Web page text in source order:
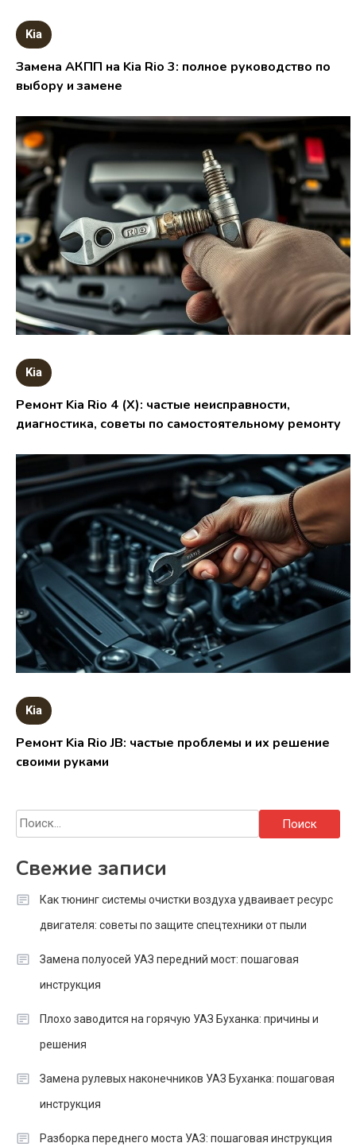
Kia
Замена АКПП на Kia Rio 3: полное руководство по
выбору и замене
Kia
Ремонт Kia Rio 4 (X): частые неисправности,
диагностика, советы по самостоятельному ремонту
Kia
Ремонт Kia Rio JB: частые проблемы и их решение
своими руками
Найти:
Свежие записи
Как тюнинг системы очистки воздуха удваивает ресурс
двигателя: советы по защите спецтехники от пыли
Замена полуосей УАЗ передний мост: пошаговая
инструкция
Плохо заводится на горячую УАЗ Буханка: причины и
решения
Замена рулевых наконечников УАЗ Буханка: пошаговая
инструкция
Разборка переднего моста УАЗ: пошаговая инструкция